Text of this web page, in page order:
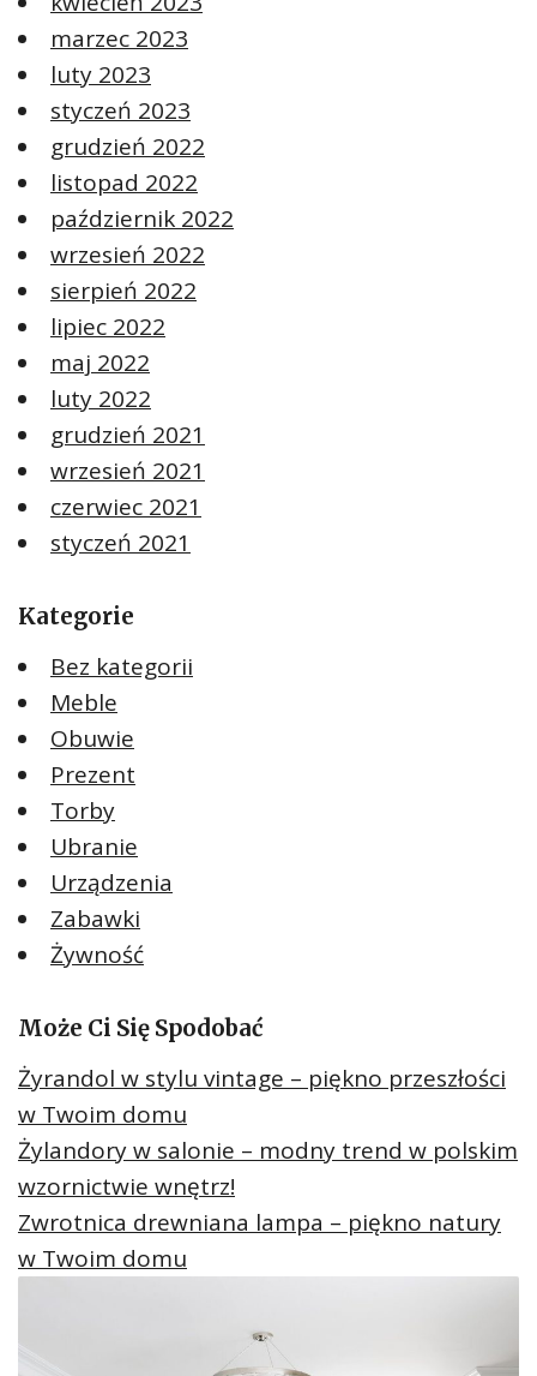
marzec 2023
luty 2023
styczeń 2023
grudzień 2022
listopad 2022
październik 2022
wrzesień 2022
sierpień 2022
lipiec 2022
maj 2022
luty 2022
grudzień 2021
wrzesień 2021
czerwiec 2021
styczeń 2021
Kategorie
Bez kategorii
Meble
Obuwie
Prezent
Torby
Ubranie
Urządzenia
Zabawki
Żywność
Może Ci Się Spodobać
Żyrandol w stylu vintage – piękno przeszłości
w Twoim domu
Żylandory w salonie – modny trend w polskim
wzornictwie wnętrz!
Zwrotnica drewniana lampa – piękno natury
w Twoim domu